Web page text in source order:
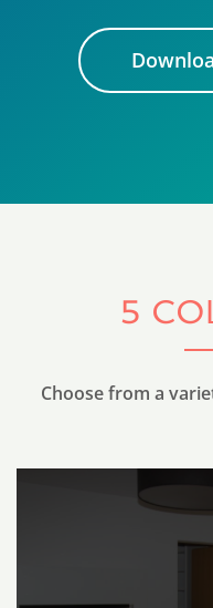
5
Choose from a